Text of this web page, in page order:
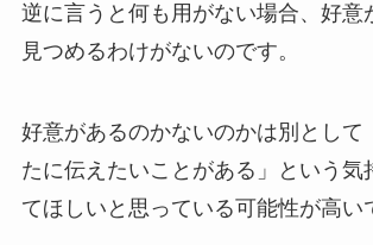
逆に言うと何も用がない場合、好意
見つめるわけがないのです。
好意があるのかないのかは別として
たに伝えたいことがある」という気
てほしいと思っている可能性が高い